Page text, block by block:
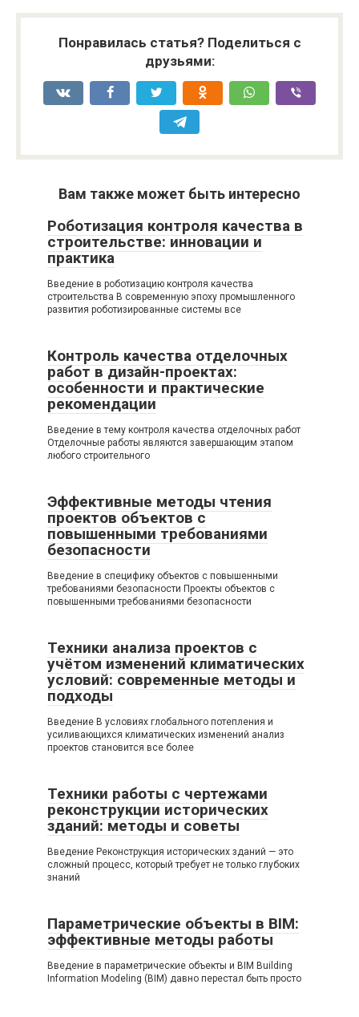
Понравилась статья? Поделиться с
друзьями:
Вам также может быть интересно
Роботизация контроля качества в
строительстве: инновации и
практика
Введение в роботизацию контроля качества
строительства В современную эпоху промышленного
развития роботизированные системы все
Контроль качества отделочных
работ в дизайн-проектах:
особенности и практические
рекомендации
Введение в тему контроля качества отделочных работ
Отделочные работы являются завершающим этапом
любого строительного
Эффективные методы чтения
проектов объектов с
повышенными требованиями
безопасности
Введение в специфику объектов с повышенными
требованиями безопасности Проекты объектов с
повышенными требованиями безопасности
Техники анализа проектов с
учётом изменений климатических
условий: современные методы и
подходы
Введение В условиях глобального потепления и
усиливающихся климатических изменений анализ
проектов становится все более
Техники работы с чертежами
реконструкции исторических
зданий: методы и советы
Введение Реконструкция исторических зданий — это
сложный процесс, который требует не только глубоких
знаний
Параметрические объекты в BIM:
эффективные методы работы
Введение в параметрические объекты и BIM Building
Information Modeling (BIM) давно перестал быть просто